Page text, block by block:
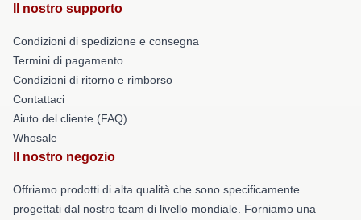
Il nostro supporto
Condizioni di spedizione e consegna
Termini di pagamento
Condizioni di ritorno e rimborso
Contattaci
Aiuto del cliente (FAQ)
Whosale
Il nostro negozio
Offriamo prodotti di alta qualità che sono specificamente
progettati dal nostro team di livello mondiale. Forniamo una